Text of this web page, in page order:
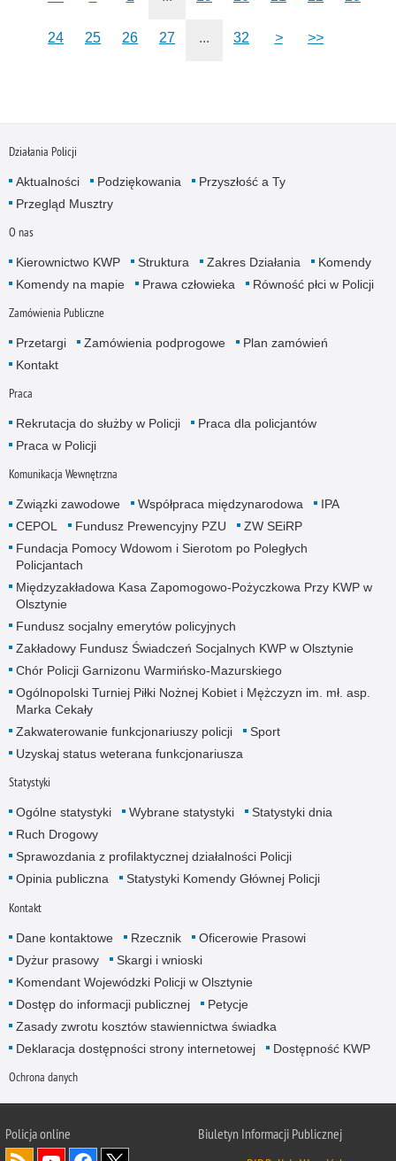
24 25 26 27 ... 32 > >>
Działania Policji
Aktualności Podziękowania
Przyszłość a Ty
Przegląd Musztry
O nas
Kierownictwo KWP Struktura Zakres Działania
Komendy
Komendy na mapie
Prawa człowieka Równość płci w Policji
Zamówienia Publiczne
Przetargi Zamówienia podprogowe
Plan zamówień
Kontakt
Praca
Rekrutacja do służby w Policji
Praca dla policjantów
Praca w Policji
Komunikacja Wewnętrzna
Związki zawodowe Współpraca międzynarodowa
IPA
CEPOL
Fundusz Prewencyjny PZU
ZW SEiRP
Fundacja Pomocy Wdowom i Sierotom po Poległych
Policjantach
Międzyzakładowa Kasa Zapomogowo-Pożyczkowa Przy KWP w
Olsztynie
Fundusz socjalny emerytów policyjnych
Zakładowy Fundusz Świadczeń Socjalnych KWP w Olsztynie
Chór Policji Garnizonu Warmińsko-Mazurskiego
Ogólnopolski Turniej Piłki Nożnej Kobiet i Mężczyzn im. mł. asp.
Marka Cekały
Zakwaterowanie funkcjonariuszy policji
Sport
Uzyskaj status weterana funkcjonariusza
Statystyki
Ogólne statystyki Wybrane statystyki
Statystyki dnia
Ruch Drogowy
Sprawozdania z profilaktycznej działalności Policji
Opinia publiczna
Statystyki Komendy Głównej Policji
Kontakt
Dane kontaktowe Rzecznik
Oficerowie Prasowi
Dyżur prasowy
Skargi i wnioski
Komendant Wojewódzki Policji w Olsztynie
Dostęp do informacji publicznej
Petycje
Zasady zwrotu kosztów stawiennictwa świadka
Deklaracja dostępności strony internetowej
Dostępność KWP
Ochrona danych
Policja online
Biuletyn Informacji Publicznej